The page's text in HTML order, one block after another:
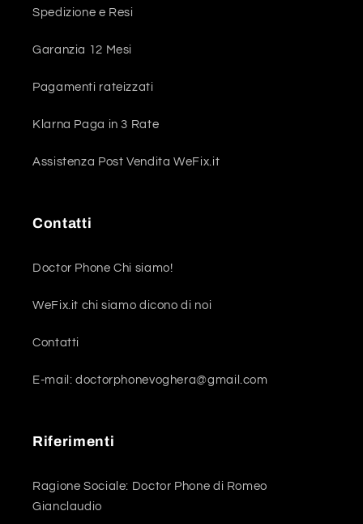
Spedizione e Resi
Garanzia 12 Mesi
Pagamenti rateizzati
Klarna Paga in 3 Rate
Assistenza Post Vendita WeFix.it
Contatti
Doctor Phone Chi siamo!
WeFix.it chi siamo dicono di noi
Contatti
E-mail: doctorphonevoghera@gmail.com
Riferimenti
Ragione Sociale: Doctor Phone di Romeo
Gianclaudio